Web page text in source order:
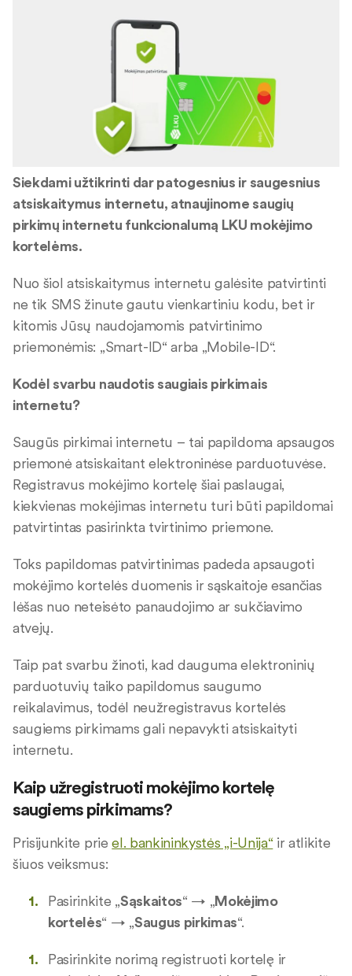
Siekdami užtikrinti dar patogesnius ir saugesnius
atsiskaitymus internetu, atnaujinome saugių
pirkimų internetu funkcionalumą LKU mokėjimo
kortelėms.
Nuo šiol atsiskaitymus internetu galėsite patvirtinti
ne tik SMS žinute gautu vienkartiniu kodu, bet ir
kitomis Jūsų naudojamomis patvirtinimo
priemonėmis: „Smart-ID“ arba „Mobile-ID“.
Kodėl svarbu naudotis saugiais pirkimais
internetu?
Saugūs pirkimai internetu – tai papildoma apsaugos
priemonė atsiskaitant elektroninėse parduotuvėse.
Registravus mokėjimo kortelę šiai paslaugai,
kiekvienas mokėjimas internetu turi būti papildomai
patvirtintas pasirinkta tvirtinimo priemone.
Toks papildomas patvirtinimas padeda apsaugoti
mokėjimo kortelės duomenis ir sąskaitoje esančias
lėšas nuo neteisėto panaudojimo ar sukčiavimo
atvejų.
Taip pat svarbu žinoti, kad dauguma elektroninių
parduotuvių taiko papildomus saugumo
reikalavimus, todėl neužregistravus kortelės
saugiems pirkimams gali nepavykti atsiskaityti
internetu.
Kaip užregistruoti mokėjimo kortelę
saugiems pirkimams?
Prisijunkite prieel. bankininkystės „i-Unija“ ir atlikite
šiuos veiksmus:
Pasirinkite „Sąskaitos“ → „Mokėjimo
kortelės“ → „Saugus pirkimas“.
Pasirinkite norimą registruoti kortelę ir